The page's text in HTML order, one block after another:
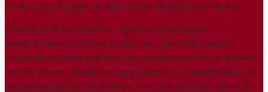
Als Amazon-Partner verdiene ich an qualifizierten Käufen.
Amazon und das Amazon-Logo sind eingetragene
Warenzeichen von Amazon.com, Inc. oder eines seiner
verbundenen Unternehmen. Die angegebenen Preise können
seit der letzten Aktualisierung gestiegen sein. Maßgeblich für
den Verkauf ist der tatsächliche Preis des Produkts, der zum